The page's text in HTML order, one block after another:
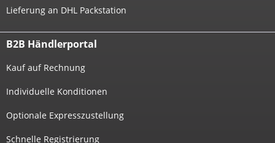
Lieferung an DHL Packstation
B2B Händlerportal
Kauf auf Rechnung
Individuelle Konditionen
Optionale Expresszustellung
Schnelle Registrierung